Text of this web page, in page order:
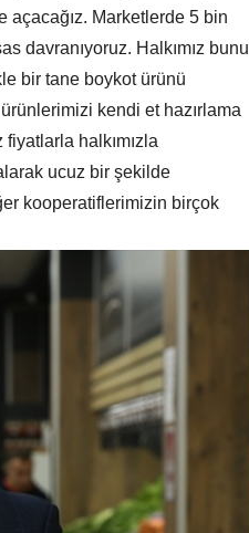
açacağız. Marketlerde 5 bin
davranıyoruz. Halkımız bunu
bir tane boykot ürünü
kendi et hazırlama
halkımızla
ucuz bir şekilde
kooperatiflerimizin birçok